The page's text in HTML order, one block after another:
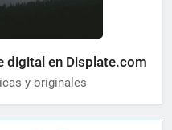
digital en Displate.com
y originales